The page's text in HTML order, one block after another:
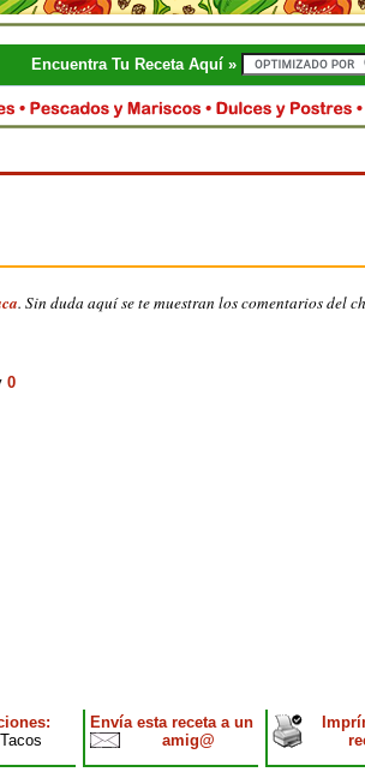
Encuentra Tu Receta Aquí »
. Sin duda aquí se te muestran los comentarios del
0
Envía esta receta a un
amig@